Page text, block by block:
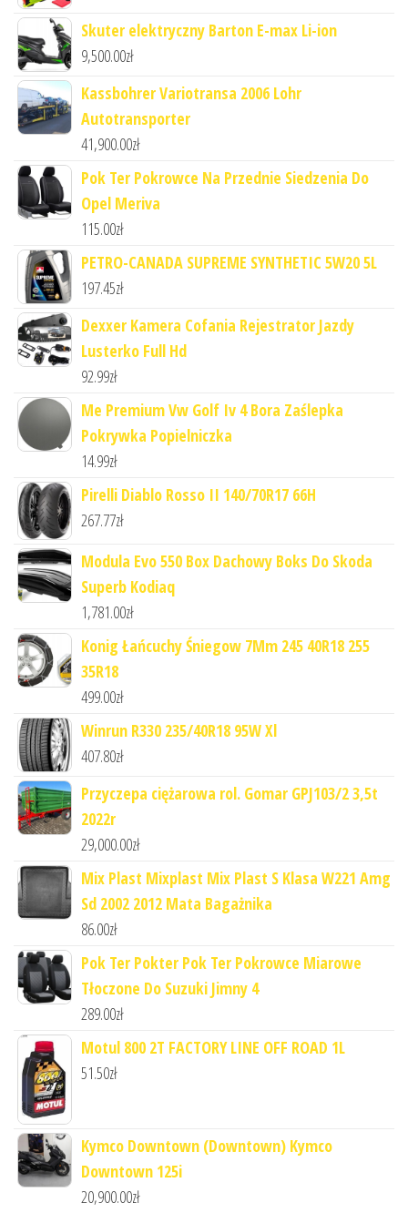
Skuter elektryczny Barton E-max Li-ion
9,500.00zł
Kassbohrer Variotransa 2006 Lohr
Autotransporter
41,900.00zł
Pok Ter Pokrowce Na Przednie Siedzenia Do
Opel Meriva
115.00zł
PETRO-CANADA SUPREME SYNTHETIC 5W20 5L
197.45zł
Dexxer Kamera Cofania Rejestrator Jazdy
Lusterko Full Hd
92.99zł
Me Premium Vw Golf Iv 4 Bora Zaślepka
Pokrywka Popielniczka
14.99zł
Pirelli Diablo Rosso II 140/70R17 66H
267.77zł
Modula Evo 550 Box Dachowy Boks Do Skoda
Superb Kodiaq
1,781.00zł
Konig Łańcuchy Śniegow 7Mm 245 40R18 255
35R18
499.00zł
Winrun R330 235/40R18 95W Xl
407.80zł
Przyczepa ciężarowa rol. Gomar GPJ103/2 3,5t
2022r
29,000.00zł
Mix Plast Mixplast Mix Plast S Klasa W221 Amg
Sd 2002 2012 Mata Bagażnika
86.00zł
Pok Ter Pokter Pok Ter Pokrowce Miarowe
Tłoczone Do Suzuki Jimny 4
289.00zł
Motul 800 2T FACTORY LINE OFF ROAD 1L
51.50zł
Kymco Downtown (Downtown) Kymco
Downtown 125i
20,900.00zł